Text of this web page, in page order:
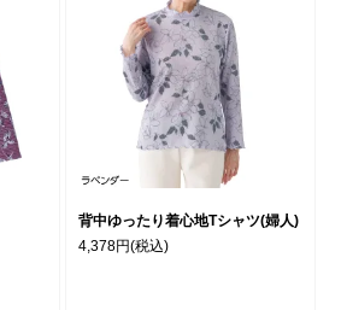
背中ゆったり着心地Tシャツ(婦人)
4,378円(税込)